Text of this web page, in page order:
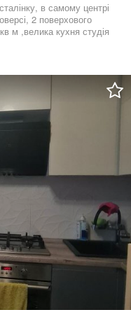
в самому центрі
2 поверхового
м ,велика кухня студія
з вікна на центральну
дуже затишна
В оренду не здаємо!